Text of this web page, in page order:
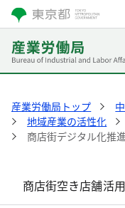
産業労働局トップ
地域産業の活性化
商店街デジタル化推
商店街空き店舗活